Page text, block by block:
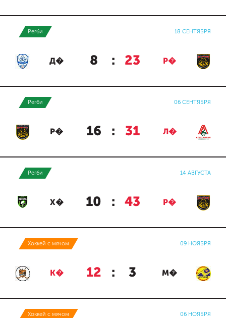
Регби 18 СЕНТЯБРЯ
Д� 8 : 23 Р�
Регби 06 СЕНТЯБРЯ
Р� 16 : 31 Л�
Регби 14 АВГУСТА
Х� 10 : 43 Р�
Хоккей с мячом 09 НОЯБРЯ
К� 12 : 3 М�
Хоккей с мячом 06 НОЯБРЯ